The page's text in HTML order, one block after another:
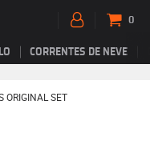
CORRENTES DE NEVE
0
ORIGINAL SET